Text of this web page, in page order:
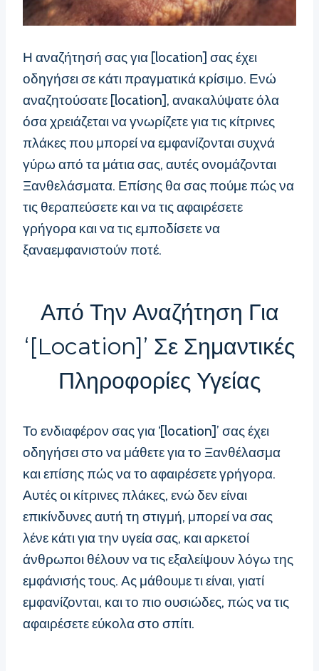
Η αναζήτησή σας για [location] σας έχει
οδηγήσει σε κάτι πραγματικά κρίσιμο. Ενώ
αναζητούσατε [location], ανακαλύψατε όλα
όσα χρειάζεται να γνωρίζετε για τις κίτρινες
πλάκες που μπορεί να εμφανίζονται συχνά
γύρω από τα μάτια σας, αυτές ονομάζονται
Ξανθελάσματα. Επίσης θα σας πούμε πώς να
τις θεραπεύσετε και να τις αφαιρέσετε
γρήγορα και να τις εμποδίσετε να
ξαναεμφανιστούν ποτέ.
Από Την Αναζήτηση Για
‘[location]’ Σε Σημαντικές
Πληροφορίες Υγείας
Το ενδιαφέρον σας για ‘[location]’ σας έχει
οδηγήσει στο να μάθετε για το Ξανθέλασμα
και επίσης πώς να το αφαιρέσετε γρήγορα.
Αυτές οι κίτρινες πλάκες, ενώ δεν είναι
επικίνδυνες αυτή τη στιγμή, μπορεί να σας
λένε κάτι για την υγεία σας, και αρκετοί
άνθρωποι θέλουν να τις εξαλείψουν λόγω της
εμφάνισής τους. Ας μάθουμε τι είναι, γιατί
εμφανίζονται, και το πιο ουσιώδες, πώς να τις
αφαιρέσετε εύκολα στο σπίτι.